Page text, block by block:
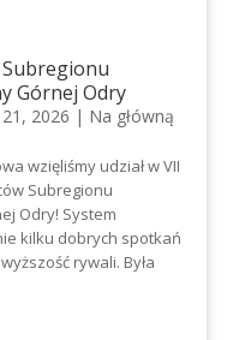
Górnej Odry
2026 | Na główną
wzięliśmy udział w VII
Subregionu
Odry! System
kilku dobrych spotkań
rywali. Była